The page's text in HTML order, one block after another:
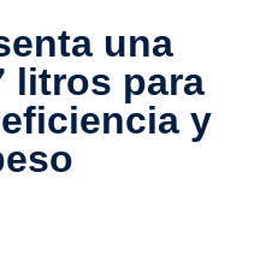
litros para
y